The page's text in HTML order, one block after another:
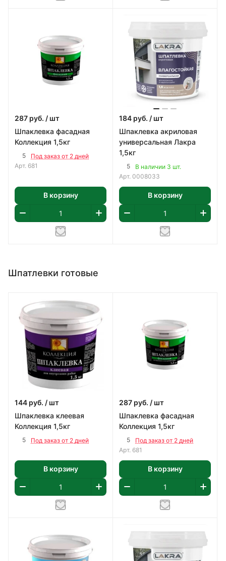
287 руб. / шт
Шпаклевка фасадная
Коллекция 1,5кг
5
Под заказ от 2 дней
Арт. 681
В корзину
184 руб. / шт
Шпаклевка акриловая
универсальная Лакра
1,5кг
5
В наличии 3 шт.
Арт. 0008033
В корзину
Шпатлевки готовые
144 руб. / шт
Шпаклевка клеевая
Коллекция 1,5кг
5 Под заказ от 2 дней
В корзину
287 руб. / шт
Шпаклевка фасадная
Коллекция 1,5кг
5
Под заказ от 2 дней
Арт. 681
В корзину